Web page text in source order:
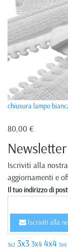
chiusura lampo
80,00 €
Newsletter
Iscriviti alla
aggiornamenti e
Il tuo indirizzo di
Iscriviti alla
3x2 3x3 3x4 4x4 5x4